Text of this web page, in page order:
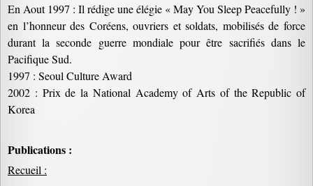
En Aout 1997 : Il rédige une élégie « May You Sleep Peacefully ! »
en l’honneur des Coréens, ouvriers et soldats, mobilisés de force
durant la seconde guerre mondiale pour être sacrifiés dans le
Pacifique Sud.
1997 : Seoul Culture Award
2002 : Prix de la National Academy of Arts of the Republic of
Korea
Publications :
Recueil :